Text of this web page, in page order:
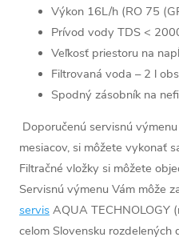
Výkon 16L/h (RO 75
Prívod vody TDS <
Veľkosť priestoru na
Filtrovaná voda – 2 l
Spodný zásobník na
Doporučenú servisnú
mesiacov, si môžete vykonať
Filtračné vložky si môžete
Servisnú výmenu Vám môže
servis AQUA TECHNOLOGY
celom Slovensku rozdelených